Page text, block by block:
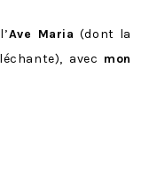
Ave Maria (dont la
avec mon